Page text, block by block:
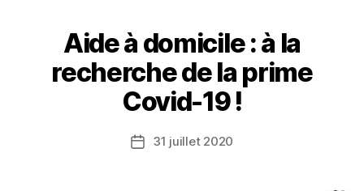
Aide à domicile : à la
recherche de la prime
Covid-19 !
Date31 juillet 2020